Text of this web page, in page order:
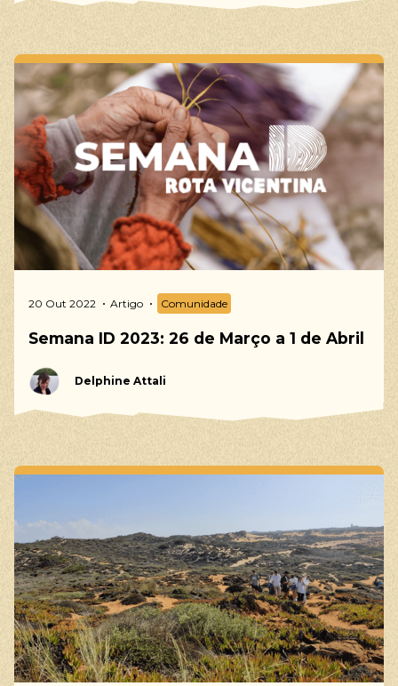
20 Out 2022 Artigo Comunidade
Semana ID 2023: 26 de Março a 1 de Abril
Delphine Attali